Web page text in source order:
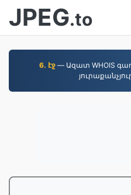
JPEG.to
6. էջ — Ազատ WHOIS